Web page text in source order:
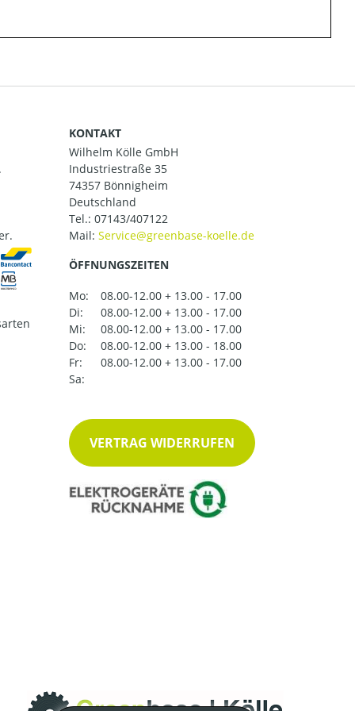
KONTAKT
Wilhelm Kölle GmbH
Industriestraße 35
74357 Bönnigheim
Deutschland
Tel.: 07143/407122
Mail:
ÖFFNUNGSZEITEN
Mo:
08.00-12.00 + 13.00 - 17.00
Di:
08.00-12.00 + 13.00 - 17.00
Mi:
08.00-12.00 + 13.00 - 17.00
Do:
08.00-12.00 + 13.00 - 18.00
Fr:
08.00-12.00 + 13.00 - 17.00
Sa:
VERTRAG WIDERRUFEN